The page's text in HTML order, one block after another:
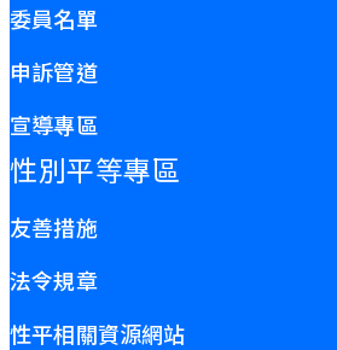
委員名單
申訴管道
宣導專區
性別平等專區
友善措施
法令規章
性平相關資源網站